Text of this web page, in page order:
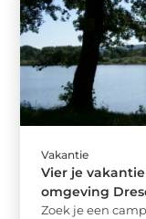
Vakantie
Vier je
omgeving
Zoek je een